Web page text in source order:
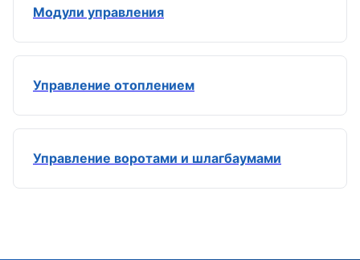
Модули управления
Управление отоплением
Управление воротами и шлагбаумами